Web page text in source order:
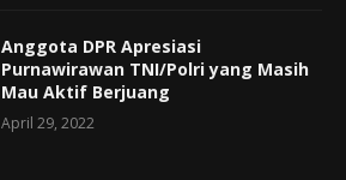
Anggota DPR Apresiasi
Purnawirawan TNI/Polri yang Masih
Mau Aktif Berjuang
April 29, 2022